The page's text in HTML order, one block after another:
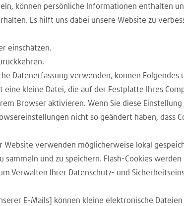
können persönliche Informationen enthalten
Es hilft uns dabei unsere Website zu
einschätzen.
Datenerfassung verwenden, können Folgendes
eine kleine Datei, die auf der Festplatte Ihres
Browser aktivieren. Wenn Sie diese
nicht so geändert haben, dass
Website verwenden möglicherweise lokal
sammeln und zu speichern. Flash-Cookies
Verwalten Ihrer Datenschutz- und
E-Mails] können kleine elektronische